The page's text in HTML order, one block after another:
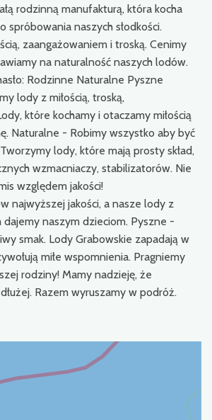
rodzinną manufakturą, która kocha
spróbowania naszych słodkości.
zaangażowaniem i troską. Cenimy
na naturalność naszych lodów.
Rodzinne Naturalne Pyszne
lody z miłością, troską,
które kochamy i otaczamy miłością
Naturalne - Robimy wszystko aby być
lody, które mają prosty skład,
wzmacniaczy, stabilizatorów. Nie
względem jakości!
najwyższej jakości, a nasze lody z
naszym dzieciom. Pyszne -
smak. Lody Grabowskie zapadają w
miłe wspomnienia. Pragniemy
rodziny! Mamy nadzieję, że
Razem wyruszamy w podróż.